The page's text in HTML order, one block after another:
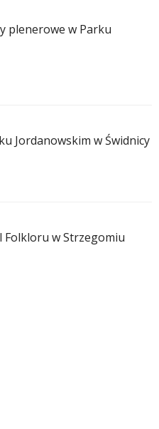
plenerowe w Parku
Jordanowskim w Świdnicy
Folkloru w Strzegomiu